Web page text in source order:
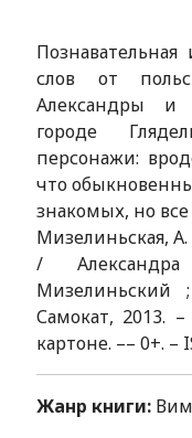
Познавательная
слов от
Александры и
городе
персонажи:
что
знакомых, но
Мизелиньская,
/ Александра
Самокат, 2013.
картоне. –– 0+. –
Жанр книги: